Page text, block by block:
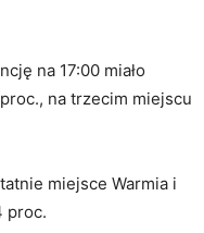
na 17:00 miało
na trzecim miejscu
miejsce Warmia i
proc.